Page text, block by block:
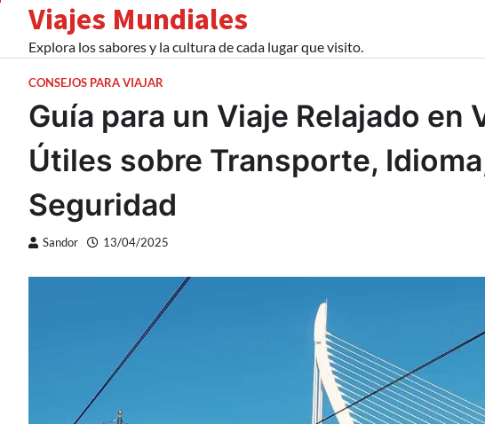
content
Viajes Mundiales
Explora los sabores y la cultura de cada lugar que visito.
CONSEJOS PARA VIAJAR
Guía para un Viaje Relajado en
Útiles sobre Transporte,
Seguridad
Sandor 13/04/2025